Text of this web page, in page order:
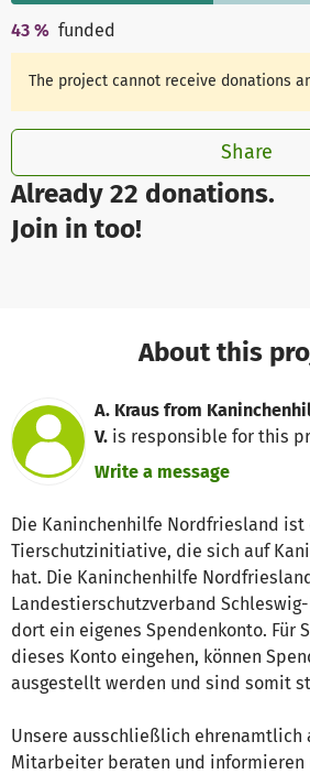
Already 22 donations.
Join in too!
43 % funded
The project cannot receive donations
Share
About this
A. Kraus from
V. is responsible for this
Write a message
Die Kaninchenhilfe Nordfriesland ist
Tierschutzinitiative, die sich auf
hat. Die Kaninchenhilfe
Landestierschutzverband
dort ein eigenes Spendenkonto. Für
dieses Konto eingehen, können
ausgestellt werden und sind somit
Unsere ausschließlich ehrenamtlich
Mitarbeiter beraten und informieren